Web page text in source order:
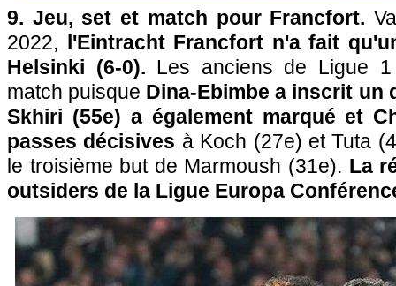
9. Jeu, set et match pour Francfort.
2022, l'Eintracht Francfort n'a fait
Helsinki (6-0). Les anciens de Ligue
match puisque Dina-Ebimbe a inscrit un
Skhiri (55e) a également marqué et
passes décisives à Koch (27e) et Tuta
le troisième but de Marmoush (31e). La
outsiders de la Ligue Europa